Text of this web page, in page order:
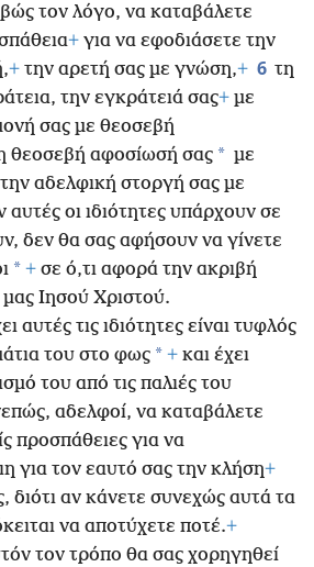
τον λόγο, να καταβάλετε
+ για να εφοδιάσετε την
+ την αρετή σας με γνώση,+ 6 τη
την εγκράτειά σας+ με
σας με θεοσεβή
θεοσεβή αφοσίωσή σας * με
αδελφική στοργή σας με
αυτές οι ιδιότητες υπάρχουν σε
δεν θα σας αφήσουν να γίνετε
* + σε ό,τι αφορά την ακριβή
Ιησού Χριστού.
αυτές τις ιδιότητες είναι τυφλός
του στο φως * + και έχει
του από τις παλιές του
αδελφοί, να καταβάλετε
προσπάθειες για να
για τον εαυτό σας την κλήση+
διότι αν κάνετε συνεχώς αυτά τα
να αποτύχετε ποτέ.+
τον τρόπο θα σας χορηγηθεί